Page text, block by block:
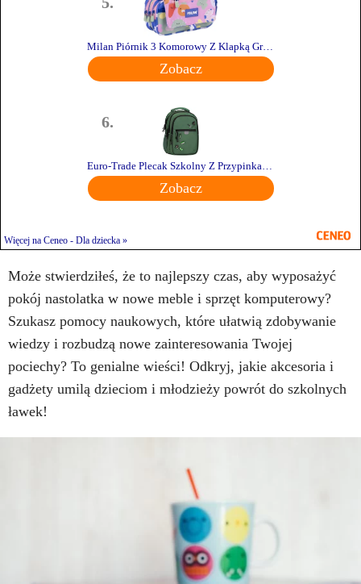
Milan Piórnik 3 Komorowy Z Klapką Green&Grow
Zobacz
6.
Euro-Trade Plecak Szkolny Z Przypinkami Zielony Starpak
Zobacz
Więcej na Ceneo - Dla dziecka »
Może stwierdziłeś, że to najlepszy czas, aby wyposażyć
pokój nastolatka w nowe meble i sprzęt komputerowy?
Szukasz pomocy naukowych, które ułatwią zdobywanie
wiedzy i rozbudzą nowe zainteresowania Twojej
pociechy? To genialne wieści! Odkryj, jakie akcesoria i
gadżety umilą dzieciom i młodzieży powrót do szkolnych
ławek!